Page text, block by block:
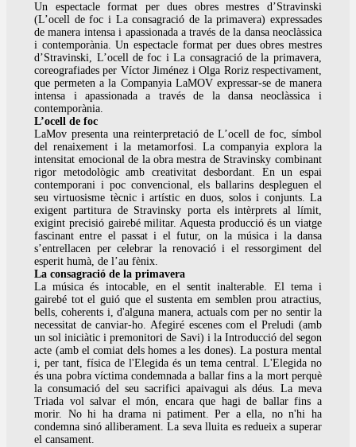
Un espectacle format per dues obres mestres d’Stravinski
(L’ocell de foc i La consagració de la primavera) expressades
de manera intensa i apassionada a través de la dansa neoclàssica
i contemporània. Un espectacle format per dues obres mestres
d’Stravinski, L’ocell de foc i La consagració de la primavera,
coreografiades per Víctor Jiménez i Olga Roriz respectivament,
que permeten a la Companyia LaMOV expressar-se de manera
intensa i apassionada a través de la dansa neoclàssica i
contemporània.
L’ocell de foc
LaMov presenta una reinterpretació de L’ocell de foc, símbol
del renaixement i la metamorfosi. La companyia explora la
intensitat emocional de la obra mestra de Stravinsky combinant
rigor metodològic amb creativitat desbordant. En un espai
contemporani i poc convencional, els ballarins despleguen el
seu virtuosisme tècnic i artístic en duos, solos i conjunts. La
exigent partitura de Stravinsky porta els intèrprets al límit,
exigint precisió gairebé militar. Aquesta producció és un viatge
fascinant entre el passat i el futur, on la música i la dansa
s’entrellacen per celebrar la renovació i el ressorgiment del
esperit humà, de l’au fènix.
La consagració de la primavera
La música és intocable, en el sentit inalterable. El tema i
gairebé tot el guió que el sustenta em semblen prou atractius,
bells, coherents i, d'alguna manera, actuals com per no sentir la
necessitat de canviar-ho. Afegiré escenes com el Preludi (amb
un sol iniciàtic i premonitori de Savi) i la Introducció del segon
acte (amb el comiat dels homes a les dones). La postura mental
i, per tant, física de l'Elegida és un tema central. L'Elegida no
és una pobra víctima condemnada a ballar fins a la mort perquè
la consumació del seu sacrifici apaivagui als déus. La meva
Triada vol salvar el món, encara que hagi de ballar fins a
morir. No hi ha drama ni patiment. Per a ella, no n'hi ha
condemna sinó alliberament. La seva lluita es redueix a superar
el cansament.